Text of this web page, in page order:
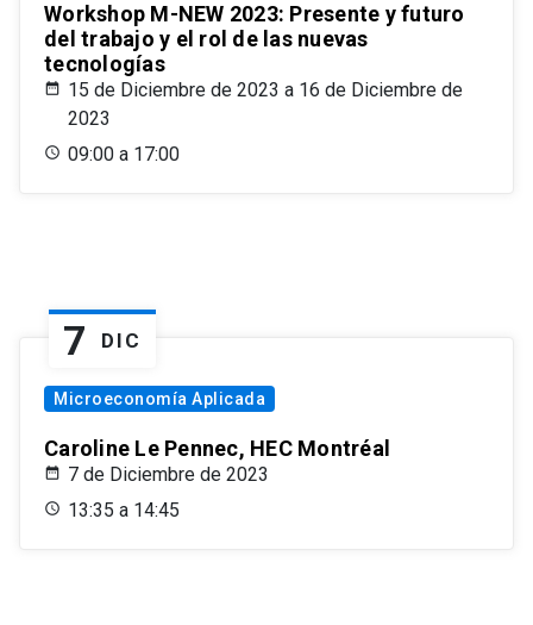
Workshop M-NEW 2023: Presente y futuro
del trabajo y el rol de las nuevas
tecnologías
15 de Diciembre de 2023 a 16 de Diciembre de
2023
09:00 a 17:00
7 DIC
Microeconomía Aplicada
Caroline Le Pennec, HEC Montréal
7 de Diciembre de 2023
13:35 a 14:45